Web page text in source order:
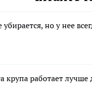
но у нее
крупа работает